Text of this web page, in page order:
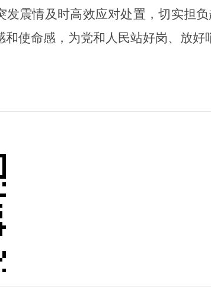
发震情及时高效应对处置 ，切实担负
和使命感 ，为党和人民站好岗、放好